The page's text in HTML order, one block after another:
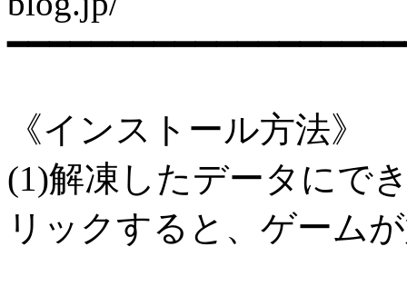
《インストール方法》
(1)解凍したデータにで
リックすると、ゲーム